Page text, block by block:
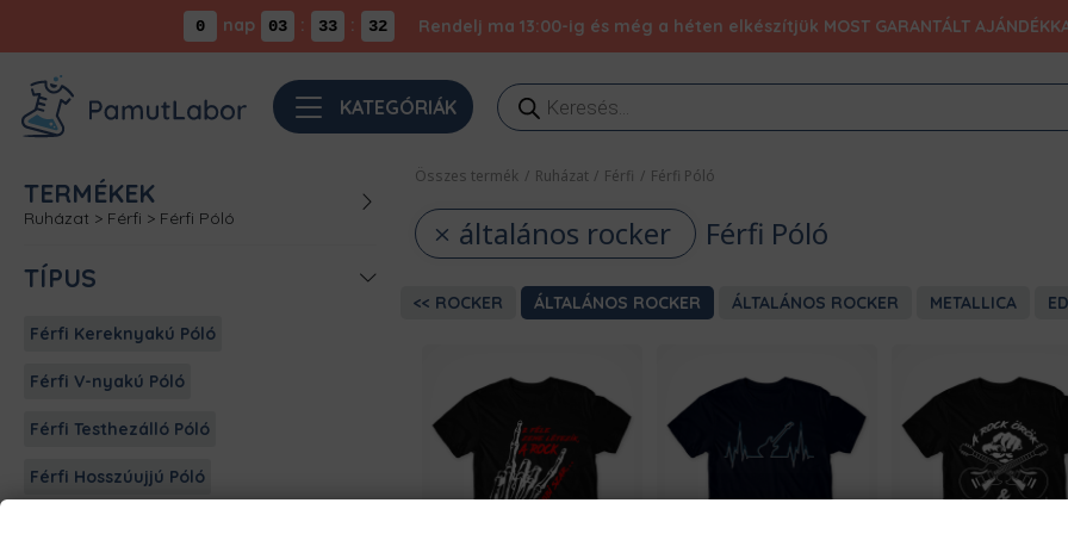
0 nap 03 : 33 : 31 Rendelj ma 13:00-ig és még a héten elkészítjük MOST GARANTÁLT
KATEGÓRIÁK
Products
search
TERMÉKEK
Ruházat > Férfi > Férfi Póló
TÍPUS
Férfi Kereknyakú Póló
Férfi V-nyakú Póló
Férfi Testhezálló Póló
Férfi Hosszúujjú Póló
Összes termék / Ruházat / Férfi / Férfi Póló
általános rocker Férfi Póló
ROCKER ÁLTALÁNOS ROCKER ÁLTALÁNOS ROCKER METALLICA